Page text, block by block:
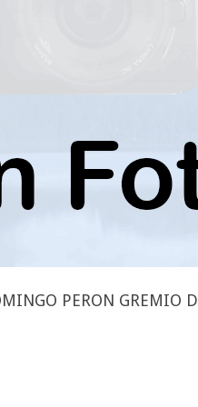
PERON GREMIO